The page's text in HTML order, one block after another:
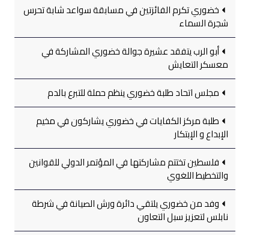
خضوري تكرم الفائزتين في مسابقة سواعد شابة تحرس
شجرة السماء
أبو الرب يتفقد عشيرة جوالة خضوري المشاركة في
معسكر التعايش
مجلس اتحاد طلبة خضوري ينظم حملة للتبرع بالدم
طلبة مركز الكفايات في خضوري يشاركون في مخيم
الإبداع و الإبتكار
فلسطين تختتم مشاركتها في المؤتمر الدولي للقوانين
والتخطيط اللغوي
وفد من خضوري يلتقي دائرة ورش الصيانة في شرطة
نابلس لتعزيز سبل التعاون